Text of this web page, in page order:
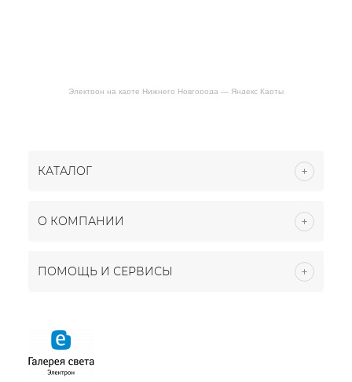
Электрон на карте Нижнего Новгорода — Яндекс Карты
КАТАЛОГ
О КОМПАНИИ
ПОМОЩЬ И СЕРВИСЫ